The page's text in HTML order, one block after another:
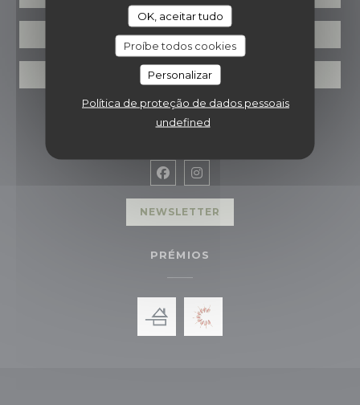
OK, aceitar tudo
Proíbe todos cookies
Personalizar
Política de proteção de dados pessoais
undefined
CLIQUE E RECOLHA
VOUCHERS
SIGA-NOS
Facebook ((abre numa nova
Instagram ((abre numa
NEWSLETTER
PRÉMIOS